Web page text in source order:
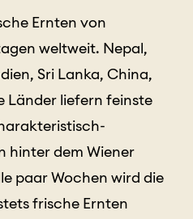
Ernten von
weltweit. Nepal,
Sri Lanka, China,
Länder liefern feinste
hinter dem Wiener
paar Wochen wird die
frische Ernten